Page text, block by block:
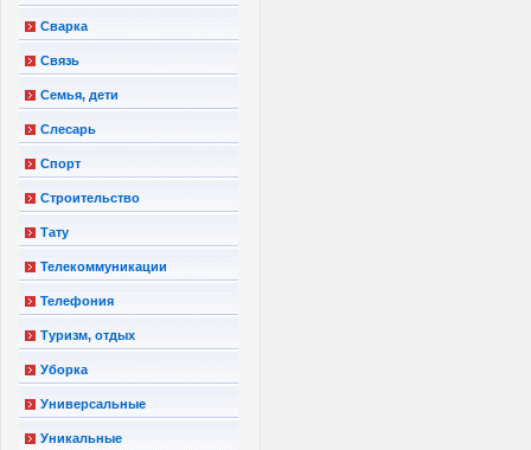
Сварка
Связь
Семья, дети
Слесарь
Спорт
Строительство
Тату
Телекоммуникации
Телефония
Туризм, отдых
Уборка
Универсальные
Уникальные